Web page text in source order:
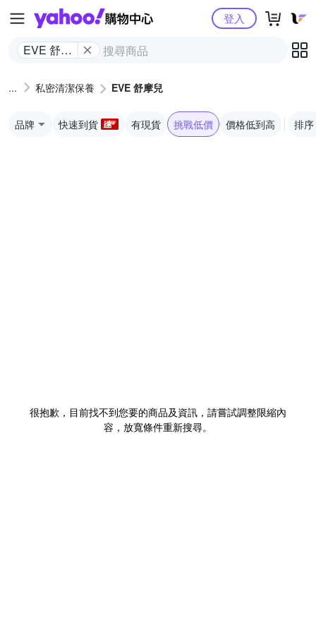
Yahoo購物中心
EVE 舒摩
登入
私密清潔保養 EVE 舒摩兒
品牌 快速到貨 有現貨 挑戰低價 價格低到高 排序
很抱歉，目前找不到您要的商品及資訊，請嘗試調整限縮內
容，放寬條件重新搜尋。